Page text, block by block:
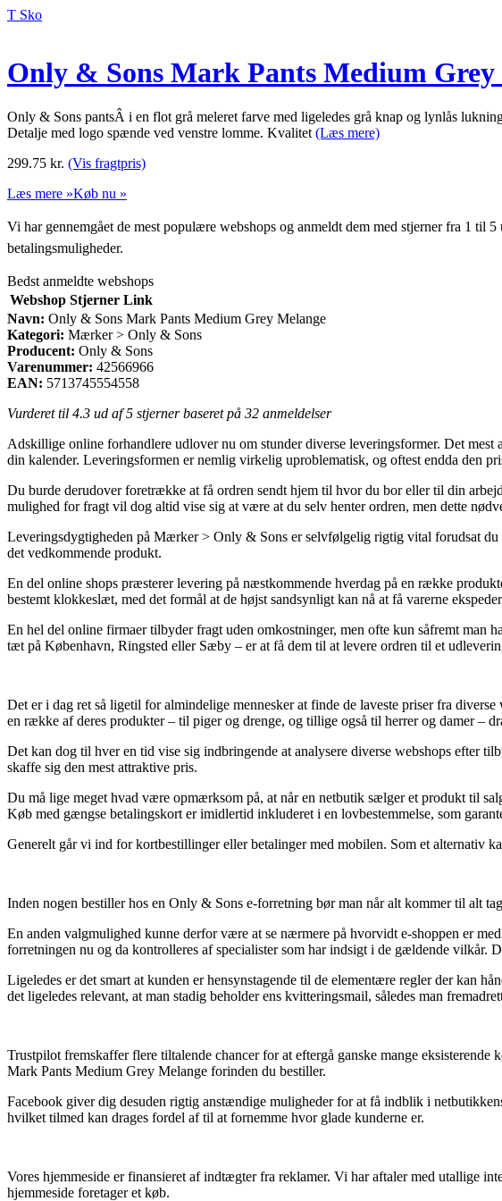
T Sko
Only & Sons Mark Pants Medium Grey
Only & Sons pantsÂ i en flot grå meleret farve med ligeledes grå knap og lynlås
Detalje med logo spænde ved venstre lomme. Kvalitet (Læs mere)
299.75 kr. (Vis fragtpris)
Læs mere »Køb nu »
Vi har gennemgået de mest populære webshops og anmeldt dem med stjerner fra 1 til
betalingsmuligheder.
Bedst anmeldte webshops
Webshop Stjerner Link
Navn: Only & Sons Mark Pants Medium Grey Melange
Kategori: Mærker > Only & Sons
Producent: Only & Sons
Varenummer: 42566966
EAN: 5713745554558
Vurderet til 4.3 ud af 5 stjerner baseret på 32 anmeldelser
Adskillige online forhandlere udlover nu om stunder diverse leveringsformer. Det
din kalender. Leveringsformen er nemlig virkelig uproblematisk, og oftest endda den
Du burde derudover foretrække at få ordren sendt hjem til hvor du bor eller til din
mulighed for fragt vil dog altid vise sig at være at du selv henter ordren, men dette
Leveringsdygtigheden på Mærker > Only & Sons er selvfølgelig rigtig vital forudsat
det vedkommende produkt.
En del online shops præsterer levering på næstkommende hverdag på en række
bestemt klokkeslæt, med det formål at de højst sandsynligt kan nå at få varerne
En hel del online firmaer tilbyder fragt uden omkostninger, men ofte kun såfremt man
tæt på København, Ringsted eller Sæby – er at få dem til at levere ordren til et
Det er i dag ret så ligetil for almindelige mennesker at finde de laveste priser fra
en række af deres produkter – til piger og drenge, og tillige også til herrer og damer –
Det kan dog til hver en tid vise sig indbringende at analysere diverse webshops efter
skaffe sig den mest attraktive pris.
Du må lige meget hvad være opmærksom på, at når en netbutik sælger et produkt til
Køb med gængse betalingskort er imidlertid inkluderet i en lovbestemmelse, som
Generelt går vi ind for kortbestillinger eller betalinger med mobilen. Som et
Inden nogen bestiller hos en Only & Sons e-forretning bør man når alt kommer til alt
En anden valgmulighed kunne derfor være at se nærmere på hvorvidt e-shoppen er
forretningen nu og da kontrolleres af specialister som har indsigt i de gældende vilkår.
Ligeledes er det smart at kunden er hensynstagende til de elementære regler der kan
det ligeledes relevant, at man stadig beholder ens kvitteringsmail, således man
Trustpilot fremskaffer flere tiltalende chancer for at eftergå ganske mange
Mark Pants Medium Grey Melange forinden du bestiller.
Facebook giver dig desuden rigtig anstændige muligheder for at få indblik i
hvilket tilmed kan drages fordel af til at fornemme hvor glade kunderne er.
Vores hjemmeside er finansieret af indtægter fra reklamer. Vi har aftaler med utallige
hjemmeside foretager et køb.